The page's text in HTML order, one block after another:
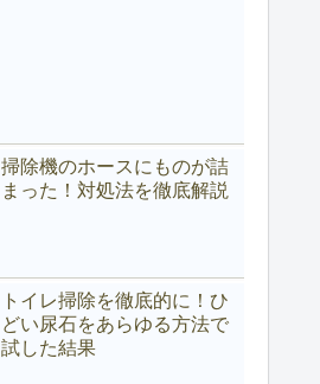
掃除機のホースにものが詰
まった！対処法を徹底解説
トイレ掃除を徹底的に！ひ
どい尿石をあらゆる方法で
試した結果